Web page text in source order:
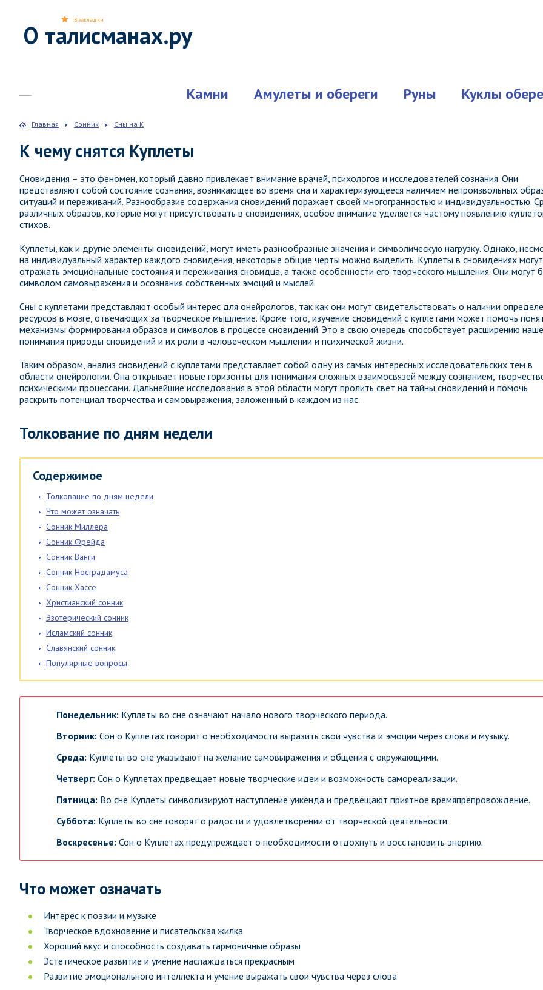
О талисманах.ру
Камни Амулеты и обереги Руны Куклы
В закладки
Главная Сонник Сны на К
К чему снятся Куплеты
Сновидения – это феномен, который давно привлекает внимание врачей, психологов и исследователей сознания. Они
представляют собой состояние сознания, возникающее во время сна и характеризующееся наличием непроизвольных
ситуаций и переживаний. Разнообразие содержания сновидений поражает своей многогранностью и индивидуальностью.
различных образов, которые могут присутствовать в сновидениях, особое внимание уделяется частому появлению
стихов.
Куплеты, как и другие элементы сновидений, могут иметь разнообразные значения и символическую нагрузку. Однако,
на индивидуальный характер каждого сновидения, некоторые общие черты можно выделить. Куплеты в сновидениях могут
отражать эмоциональные состояния и переживания сновидца, а также особенности его творческого мышления. Они могут
символом самовыражения и осознания собственных эмоций и мыслей.
Сны с куплетами представляют особый интерес для онейрологов, так как они могут свидетельствовать о наличии
ресурсов в мозге, отвечающих за творческое мышление. Кроме того, изучение сновидений с куплетами может помочь
механизмы формирования образов и символов в процессе сновидений. Это в свою очередь способствует расширению
понимания природы сновидений и их роли в человеческом мышлении и психической жизни.
Таким образом, анализ сновидений с куплетами представляет собой одну из самых интересных исследовательских тем в
области онейрологии. Она открывает новые горизонты для понимания сложных взаимосвязей между сознанием,
психическими процессами. Дальнейшие исследования в этой области могут пролить свет на тайны сновидений и помочь
раскрыть потенциал творчества и самовыражения, заложенный в каждом из нас.
Толкование по дням недели
Содержимое
Толкование по дням недели
Что может означать
Сонник Миллера
Сонник Фрейда
Сонник Ванги
Сонник Нострадамуса
Сонник Хассе
Христианский сонник
Эзотерический сонник
Исламский сонник
Славянский сонник
Популярные вопросы
Понедельник: Куплеты во сне означают начало нового творческого периода.
Вторник: Сон о Куплетах говорит о необходимости выразить свои чувства и эмоции через слова и музыку.
Среда: Куплеты во сне указывают на желание самовыражения и общения с окружающими.
Четверг: Сон о Куплетах предвещает новые творческие идеи и возможность самореализации.
Пятница: Во сне Куплеты символизируют наступление уикенда и предвещают приятное времяпрепровождение.
Суббота: Куплеты во сне говорят о радости и удовлетворении от творческой деятельности.
Воскресенье: Сон о Куплетах предупреждает о необходимости отдохнуть и восстановить энергию.
Что может означать
Интерес к поэзии и музыке
Творческое вдохновение и писательская жилка
Хороший вкус и способность создавать гармоничные образы
Эстетическое развитие и умение наслаждаться прекрасным
Развитие эмоционального интеллекта и умение выражать свои чувства через слова